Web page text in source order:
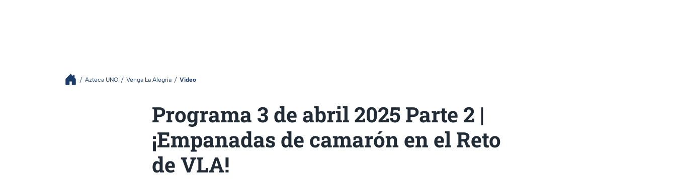
Azteca UNO Venga La Alegría Video
Programa 3 de abril 2025 Parte 2 |
¡Empanadas de camarón en el Reto
de VLA!